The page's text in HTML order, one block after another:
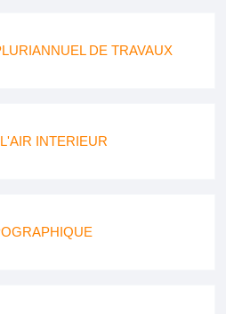
DE TRAVAUX
INTERIEUR